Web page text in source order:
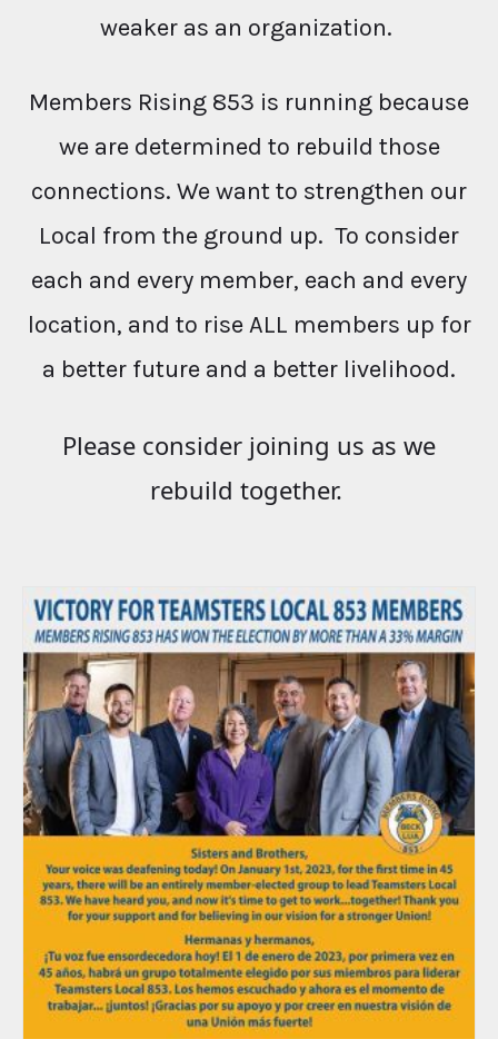
weaker as an organization.
Members Rising 853 is running because
we are determined to rebuild those
connections. We want to strengthen our
Local from the ground up. To consider
each and every member, each and every
location, and to rise ALL members up for
a better future and a better livelihood.
Please consider joining us as we
rebuild together.